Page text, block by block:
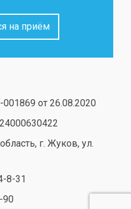
на приём
от 26.08.2020
г. Жуков, ул.
8-31
90